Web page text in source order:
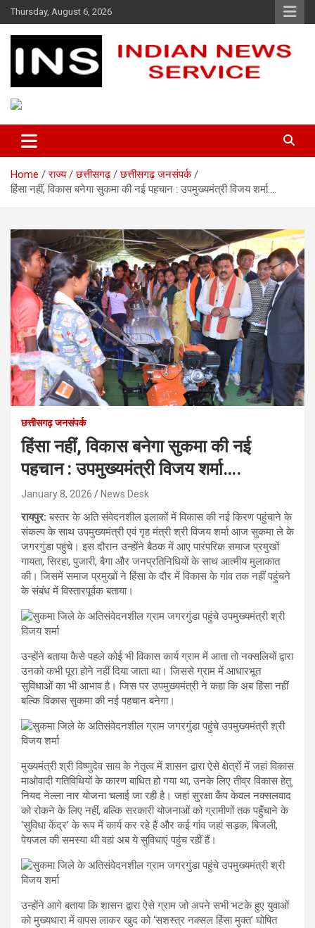
Skip
to
content
Thursday, August 6, 2026
Indian News Service
Home राज्य छत्तीसगढ़
छत्तीसगढ़ जनसंपर्क
हिंसा नहीं, विकास बनेगा सुकमा की नई पहचान : उपमुख्यमंत्री विजय शर्मा….
छत्तीसगढ़ जनसंपर्क
हिंसा नहीं, विकास बनेगा सुकमा की नई
पहचान : उपमुख्यमंत्री विजय शर्मा….
January 8, 2026 News Desk
रायपुर:बस्तर के अति संवेदनशील इलाकों में विकास की नई किरण पहुंचाने के
संकल्प के साथ उपमुख्यमंत्री एवं गृह मंत्री श्री विजय शर्मा आज सुकमा ले के
जगरगुंडा पहुंचे। इस दौरान उन्होंने बैठक में आए पारंपरिक समाज प्रमुखों
गायता, सिरहा, पुजारी, बैगा और जनप्रतिनिधियों के साथ आत्मीय मुलाकात
की। जिसमें समाज प्रमुखों ने हिंसा के दौर में विकास के गांव तक नहीं पहुंचने
के संबंध में विस्तारपूर्वक बताया।
उन्होंने बताया कैसे पहले कोई भी विकास कार्य ग्राम में आता तो नक्सलियों द्वारा
उनको कभी पूरा होने नहीं दिया जाता था। जिससे ग्राम में आधारभूत
सुविधाओं का भी आभाव है। जिस पर उपमुख्यमंत्री ने कहा कि अब हिंसा नहीं
बल्कि विकास सुकमा की नई पहचान बनेगा।
मुख्यमंत्री श्री विष्णुदेव साय के नेतृत्व में शासन द्वारा ऐसे क्षेत्रों में जहां विकास
माओवादी गतिविधियों के कारण बाधित हो गया था, उनके लिए तीव्र विकास हेतु
नियद नेल्ला नार योजना चलाई जा रही है। जहां सुरक्षा कैंप केवल नक्सलवाद
को रोकने के लिए नहीं, बल्कि सरकारी योजनाओं को ग्रामीणों तक पहुँचाने के
‘सुविधा केंद्र’ के रूप में कार्य कर रहे हैं और कई गांव जहां सड़क, बिजली,
पेयजल की समस्या थी वहां अब ये सुविधाएं पहुंच रहीं हैं।
उन्होंने आगे बताया कि शासन द्वारा ऐसे ग्राम जो अपने सभी भटके हुए युवाओं
को मुख्यधारा में वापस लाकर खुद को ‘सशस्त्र नक्सल हिंसा मुक्त’ घोषित